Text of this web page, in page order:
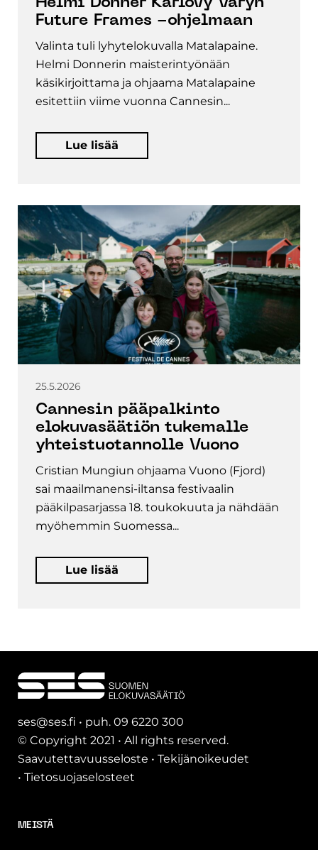
Helmi Donner Karlovy Varyn
Future Frames -ohjelmaan
Valinta tuli lyhytelokuvalla Matalapaine.
Helmi Donnerin maisterintyönään
käsikirjoittama ja ohjaama Matalapaine
esitettiin viime vuonna Cannesin...
Lue lisää
25.5.2026
Cannesin pääpalkinto
elokuvasäätiön tukemalle
yhteistuotannolle Vuono
Cristian Mungiun ohjaama Vuono (Fjord)
sai maailmanensi-iltansa festivaalin
pääkilpasarjassa 18. toukokuuta ja nähdään
myöhemmin Suomessa...
Lue lisää
ses@ses.fi • puh. 09 6220 300
© Copyright 2021 • All rights reserved.
Saavutettavuusseloste • Tekijänoikeudet
• Tietosuojaselosteet
MEISTÄ